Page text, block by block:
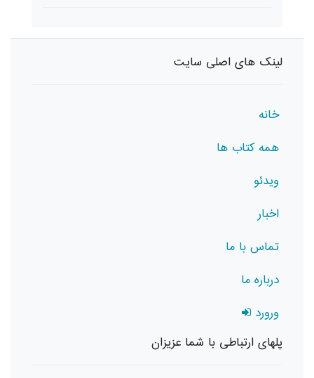
لینک های اصلی سایت
خانه
همه کتاب ها
ویدئو
اخبار
تماس با ما
درباره ما
ورورد
پلهای ارتباطی با شما عزیزان